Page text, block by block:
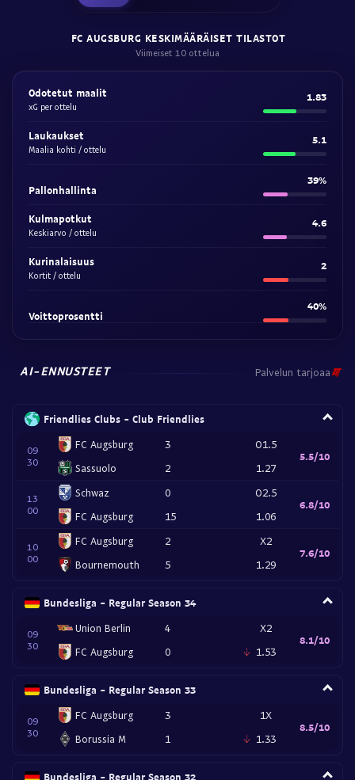
FC AUGSBURG KESKIMÄÄRÄISET TILASTOT
Viimeiset 10 ottelua
Odotetut maalit
xG per ottelu
1.83
Laukaukset
Maalia kohti / ottelu
5.1
Pallonhallinta
39%
Kulmapotkut
Keskiarvo / ottelu
4.6
Kurinalaisuus
Kortit / ottelu
2
Voittoprosentti
40%
AI-ENNUSTEET Palvelun tarjoaa
Friendlies Clubs - Club Friendlies
09
30
FC Augsburg
Sassuolo
3
2
O1.5
1.27
5.5/10
13
00
Schwaz
FC Augsburg
0
15
O2.5
1.06
6.8/10
10
00
FC Augsburg
Bournemouth
2
5
X2
1.29
7.6/10
Bundesliga - Regular Season 34
09
30
Union Berlin
FC Augsburg
4
0
X2
1.53
8.1/10
Bundesliga - Regular Season 33
09
30
FC Augsburg
Borussia M
3
1
1X
1.33
8.5/10
Bundesliga - Regular Season 32